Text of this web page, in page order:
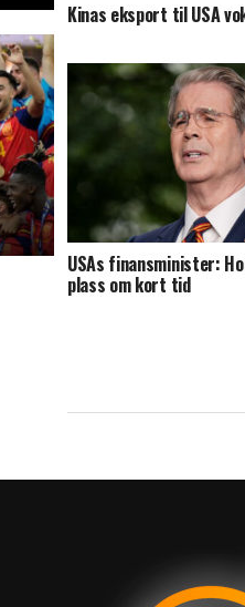
Kinas eksport til USA
USAs finansminister:
plass om kort tid